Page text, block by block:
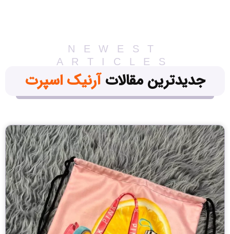
NEWEST
ARTICLES
جدیدترین مقالاتآرنیک اسپرت